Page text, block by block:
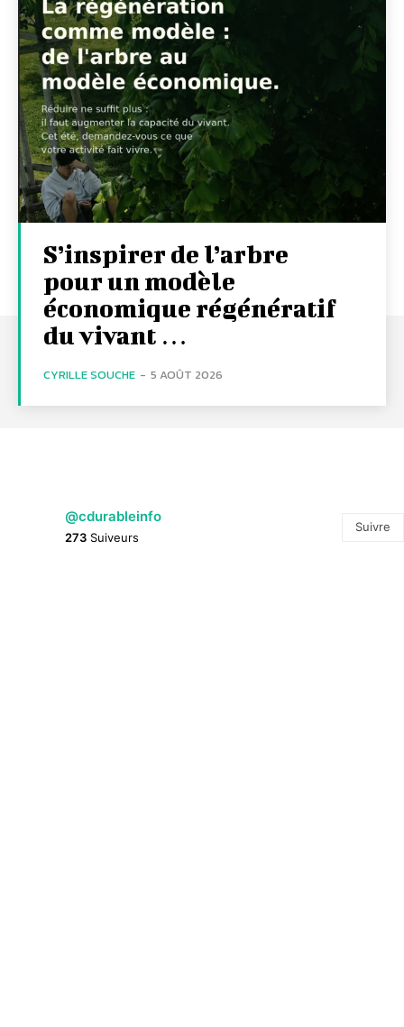
S’inspirer de l’arbre
pour un modèle
économique régénératif
du vivant …
CYRILLE SOUCHE - 5 AOÛT 2026
@cdurableinfo
273 Suiveurs
Suivre